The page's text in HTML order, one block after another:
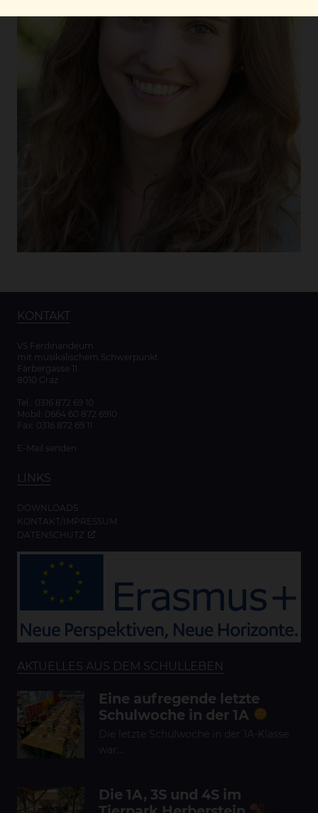
KONTAKT
VS Ferdinandeum
mit musikalischem Schwerpunkt
Färbergasse 11
8010 Graz
Tel.: 0316 872 69 10
Mobil: 0664 60 872 6910
Fax: 0316 872 69 11
E-Mail senden
LINKS
DOWNLOADS
KONTAKT/IMPRESSUM
DATENSCHUTZ
AKTUELLES AUS DEM SCHULLEBEN
Eine aufregende letzte
Schulwoche in der 1A
Die letzte Schulwoche in der 1A-Klasse
war…
Die 1A, 3S und 4S im